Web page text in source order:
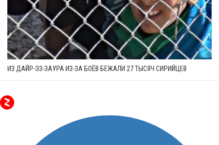
ИЗ ДАЙР-ЭЗ-ЗАУРА ИЗ-ЗА БОЁВ БЕЖАЛИ 27 ТЫСЯЧ СИРИЙЦЕВ